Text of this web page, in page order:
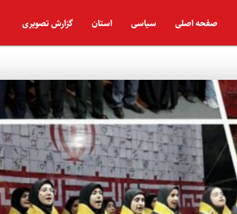
صفحه اصلی سیاسی استان گزارش تصویری